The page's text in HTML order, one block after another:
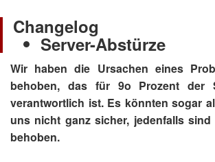
Changelog
Server-Abstürze
Wir haben die Ursachen eines
behoben, das für 9o Prozent der
verantwortlich ist. Es könnten sogar
uns nicht ganz sicher, jedenfalls sind
behoben.